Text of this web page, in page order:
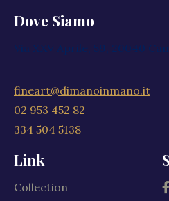
Dove Siamo
Via XXV Aprile, 59, 20040
fineart@dimanoinmano.it
02 953 452 82
334 504 5138
Link
Collection